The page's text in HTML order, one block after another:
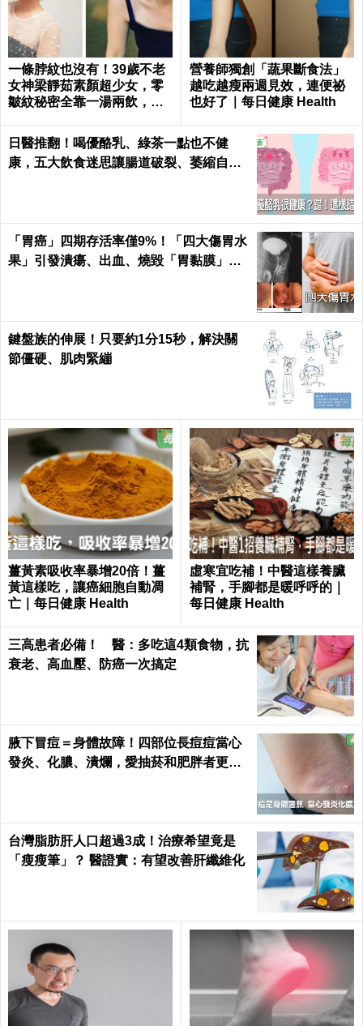
一條脖紋也沒有！39歲不老
女神梁靜茹素顏超少女，零
皺紋秘密全靠一湯兩飲，熬
日健康 Health
營養師獨創「蔬果斷食法」
越吃越瘦兩週見效，連便祕
也好了｜每日健康 Health
日醫推翻！喝優酪乳、綠茶一點也不健
康，五大飲食迷思讓腸道破裂、萎縮自盡
「胃癌」四期存活率僅9%！「四大傷胃水
果」引發潰瘍、出血、燒毀「胃黏膜」不
鍵盤族的伸展！只要約1分15秒，解決關
節僵硬、肌肉緊繃
薑黃素吸收率暴增20倍！薑
黃這樣吃，讓癌細胞自動凋
亡｜每日健康 Health
虛寒宜吃補！中醫這樣養臟
補腎，手腳都是暖呼呼的｜
每日健康 Health
三高患者必備！ 醫：多吃這4類食物，抗
衰老、高血壓、防癌一次搞定
腋下冒痘＝身體故障！四部位長痘痘當心
發炎、化膿、潰爛，愛抽菸和肥胖者更要
台灣脂肪肝人口超過3成！治療希望竟是
「瘦瘦筆」？ 醫證實：有望改善肝纖維化